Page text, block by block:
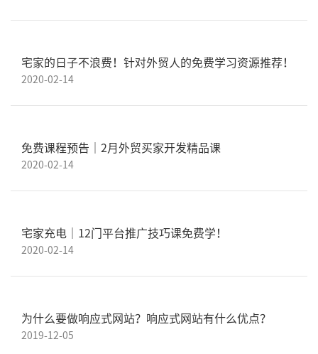
宅家的日子不浪费！针对外贸人的免费学习资源推荐！
2020-02-14
免费课程预告｜2月外贸买家开发精品课
2020-02-14
宅家充电｜12门平台推广技巧课免费学！
2020-02-14
为什么要做响应式网站？响应式网站有什么优点？
2019-12-05